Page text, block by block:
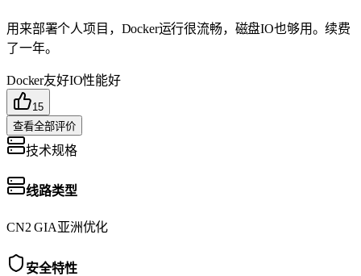
用来部署个人项目，Docker运行很流畅，磁盘IO也够用。续费
了一年。
Docker友好IO性能好
15
查看全部评价
技术规格
线路类型
CN2 GIA亚洲优化
安全特性